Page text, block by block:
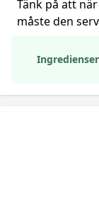
Tänk på att
måste den